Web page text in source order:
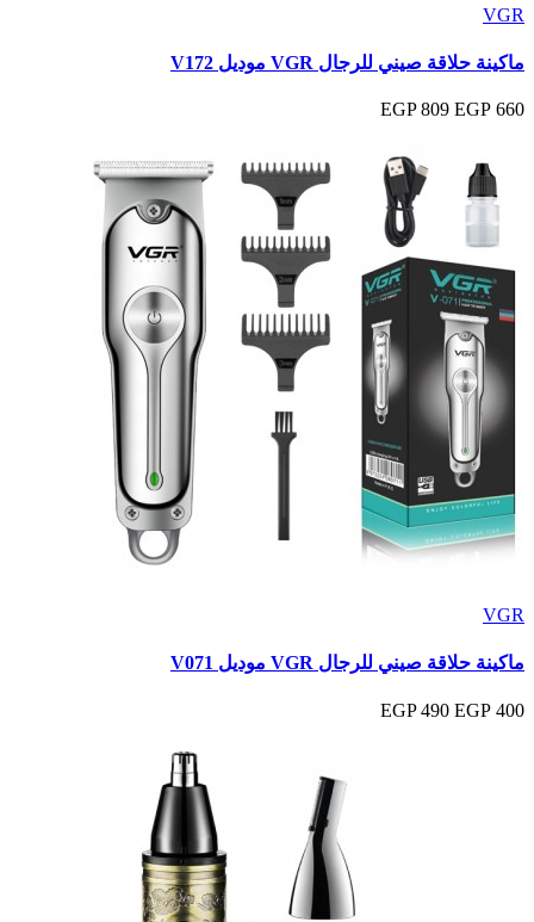
VGR
ماكينة حلاقة صيني للرجال VGR موديل V172
660 EGP
809 EGP
VGR
ماكينة حلاقة صيني للرجال VGR موديل V071
400 EGP
490 EGP